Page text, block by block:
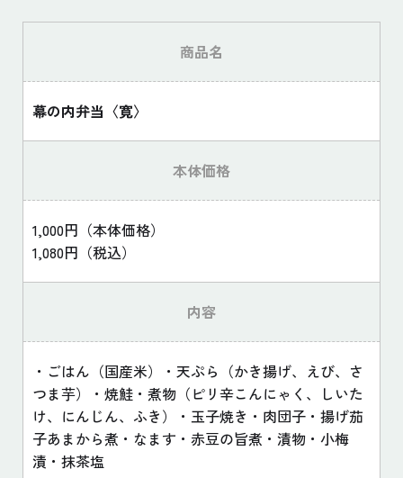
商品名
幕の内弁当〈寛〉
本体価格
1,000円（本体価格）
1,080円（税込）
内容
・ごはん（国産米）・天ぷら（かき揚げ、えび、さ
つま芋）・焼鮭・煮物（ピリ辛こんにゃく、しいた
け、にんじん、ふき）・玉子焼き・肉団子・揚げ茄
子あまから煮・なます・赤豆の旨煮・漬物・小梅
漬・抹茶塩